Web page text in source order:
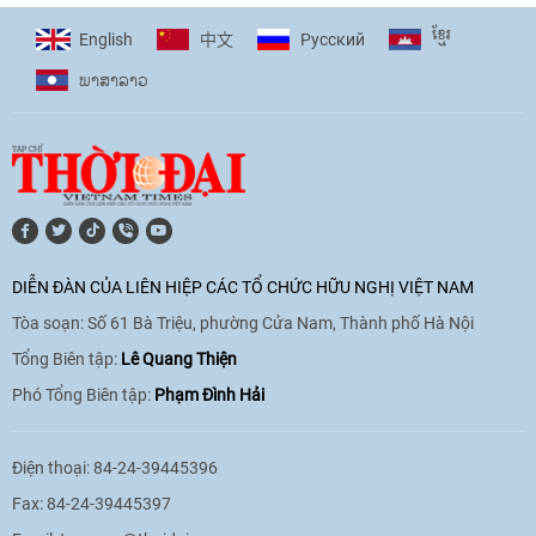
phó với biến đổi khí hậu
17:07|09/06/2026
[Video] Lào dành ưu tiên hàng đầu cho
quan hệ với Việt Nam
11:01 |09/06/2026
[Video] Doanh nghiệp Hoa Kỳ hỗ trợ
Việt Nam xác định danh tính người mất
English 中文 Pусский ខ្មែរ
ພາ​ສາ​ລາວ
DIỄN ĐÀN CỦA LIÊN HIỆP CÁC TỔ CHỨC HỮU NGHỊ VIỆT NAM
Tòa soạn: Số 61 Bà Triệu, phường Cửa Nam, Thành phố Hà Nội
Tổng Biên tập: Lê Quang Thiện
Phó Tổng Biên tập: Phạm Đình Hải
Điện thoại: 84-24-39445396
Fax: 84-24-39445397